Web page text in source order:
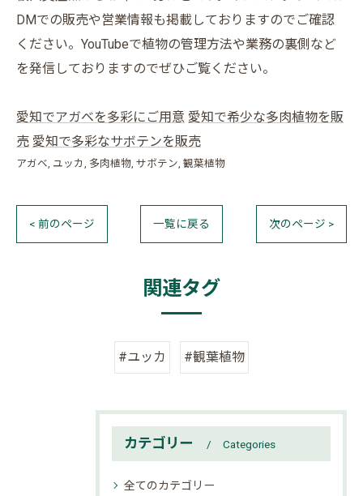
DMでの販売や営業情報も掲載しておりますのでご確認
ください。YouTubeで植物の管理方法や業務の裏側など
を発信しておりますのでぜひご覧ください。
愛知でアガベを多彩にご用意 愛知で希少な多肉植物を販
売 愛知で多彩なサボテンを販売
アガベ ユッカ 多肉植物 サボテン 観葉植物
< 前のページ 一覧に戻る 次のページ >
関連タグ
#ユッカ #観葉植物
カテゴリー Categories
全てのカテゴリー